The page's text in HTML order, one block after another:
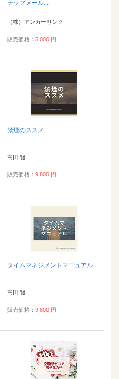
テップメール...
（株）アンカーリンク
販売価格： 5,000 円
禁煙のススメ
高田 賢
販売価格： 9,800 円
タイムマネジメントマニュアル
高田 賢
販売価格： 9,800 円